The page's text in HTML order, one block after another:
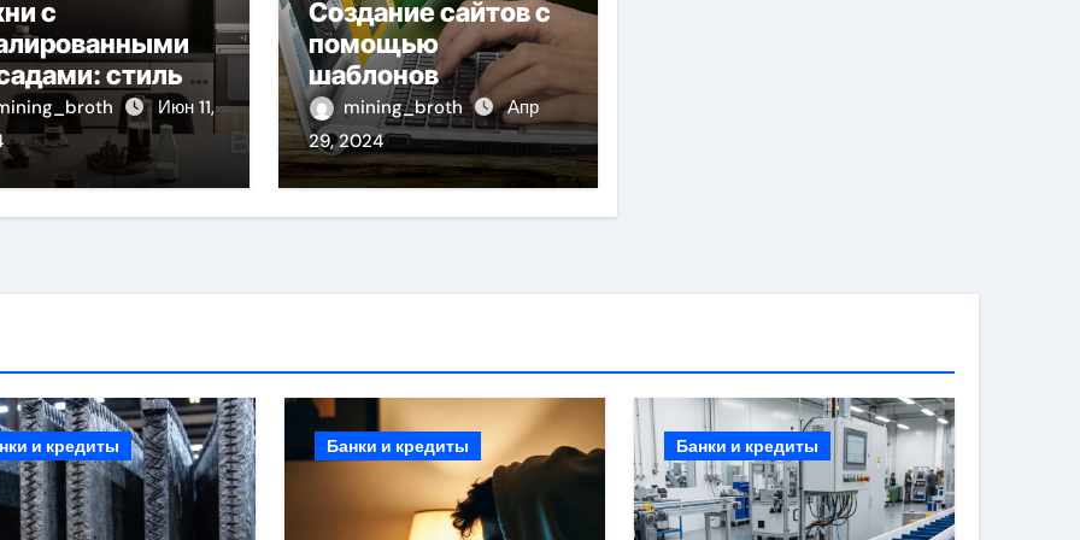
с
стиль и
в
решении
Июн 11,
Создание сайтов с
помощью
шаблонов
современных
сайтов: простой
путь к
mining_broth
Апр
29, 2024
и кредиты Банки и кредиты Банки и кредиты